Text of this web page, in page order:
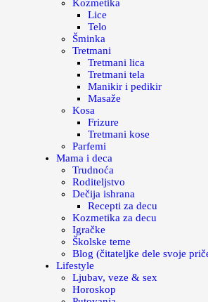
Kozmetika
Lice
Telo
Šminka
Tretmani
Tretmani lica
Tretmani tela
Manikir i pedikir
Masaže
Kosa
Frizure
Tretmani kose
Parfemi
Mama i deca
Trudnoća
Roditeljstvo
Dečija ishrana
Recepti za decu
Kozmetika za decu
Igračke
Školske teme
Blog (čitateljke dele svoje
Lifestyle
Ljubav, veze & sex
Horoskop